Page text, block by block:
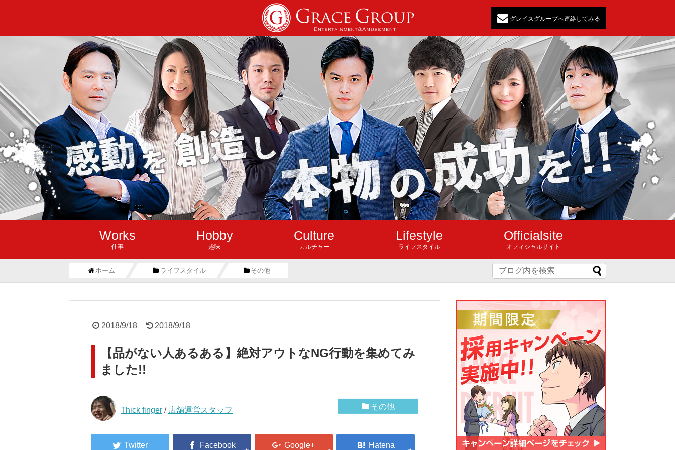
グレイスグループへ連絡してみる
Works
仕事
Hobby
趣味
Culture
カルチャー
Lifestyle
ライフスタイル
Officialsite
オフィシャルサイト
ホーム ライフスタイル その他
2018/9/18 2018/9/18
【品がない人あるある】絶対アウトなNG行動を集めてみ
ました!!
Thick finger / 店舗運営スタッフ その他